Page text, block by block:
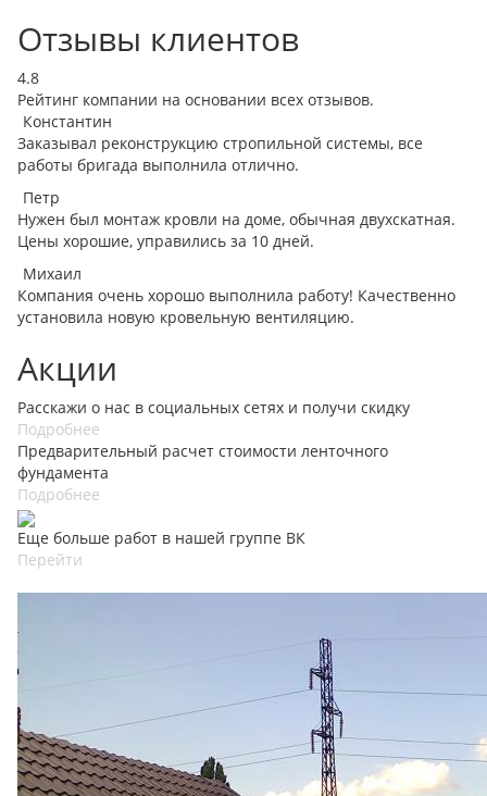
Отзывы клиентов
4.8
Рейтинг компании на основании всех отзывов.
Константин
Заказывал реконструкцию стропильной системы, все
работы бригада выполнила отлично.
Петр
Нужен был монтаж кровли на доме, обычная двухскатная.
Цены хорошие, управились за 10 дней.
Михаил
Компания очень хорошо выполнила работу! Качественно
установила новую кровельную вентиляцию.
Акции
Расскажи о нас в социальных сетях и получи скидку
Подробнее
Предварительный расчет стоимости ленточного
фундамента
Подробнее
Еще больше работ в нашей группе ВК
Перейти